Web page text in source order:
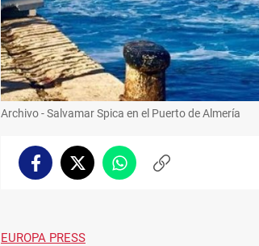
Archivo - Salvamar Spica en el Puerto de Almería
FacebookTwitterWhatsappCopiar
EUROPA PRESS